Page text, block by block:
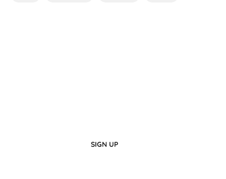
SIGN UP